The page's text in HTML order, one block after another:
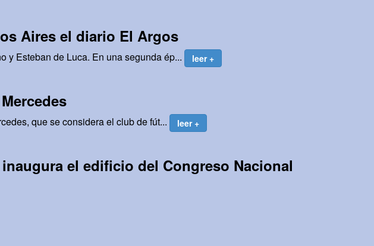
Aires el diario El Argos
y Esteban de Luca. En una segunda ép... leer +
que se considera el club de fút... leer +
el edificio del Congreso Nacional